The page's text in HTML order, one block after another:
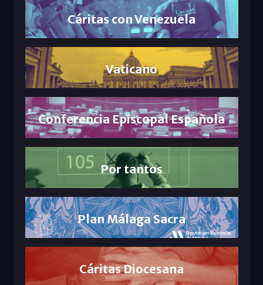
Cáritas con Venezuela
Vaticano
Conferencia Episcopal Española
Por tantos
Plan Málaga Sacra
Cáritas Diocesana